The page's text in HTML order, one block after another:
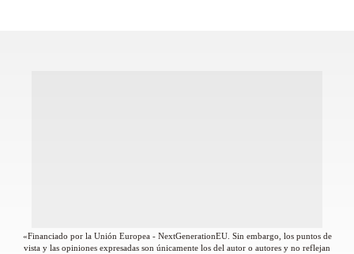
«Financiado por la Unión Europea - NextGenerationEU. Sin embargo, los puntos de
vista y las opiniones expresadas son únicamente los del autor o autores y no reflejan